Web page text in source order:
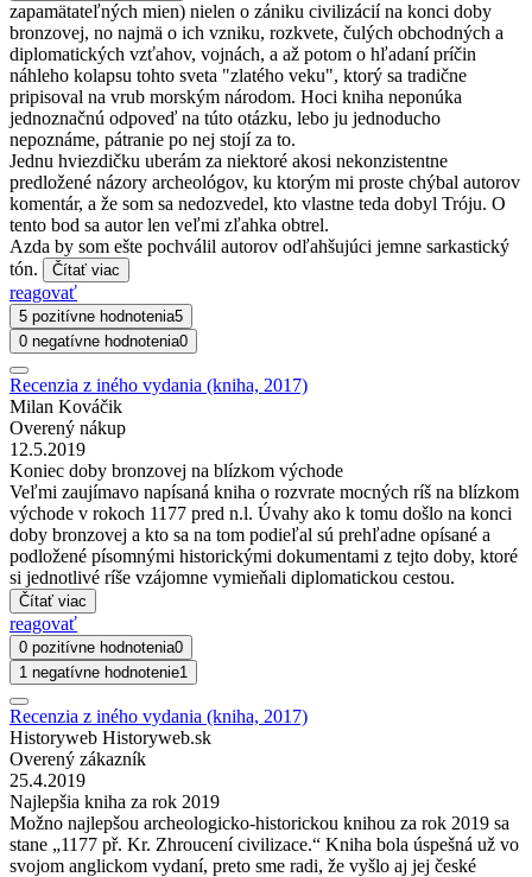
zapamätateľných mien) nielen o zániku civilizácií na konci doby
bronzovej, no najmä o ich vzniku, rozkvete, čulých obchodných a
diplomatických vzťahov, vojnách, a až potom o hľadaní príčin
náhleho kolapsu tohto sveta "zlatého veku", ktorý sa tradične
pripisoval na vrub morským národom. Hoci kniha neponúka
jednoznačnú odpoveď na túto otázku, lebo ju jednoducho
nepoznáme, pátranie po nej stojí za to.
Jednu hviezdičku uberám za niektoré akosi nekonzistentne
predložené názory archeológov, ku ktorým mi proste chýbal autorov
komentár, a že som sa nedozvedel, kto vlastne teda dobyl Tróju. O
tento bod sa autor len veľmi zľahka obtrel.
Azda by som ešte pochválil autorov odľahšujúci jemne sarkastický
tón.
Čítať viac
reagovať
5 pozitívne hodnotenia5
0 negatívne hodnotenia0
Recenzia z iného vydania (kniha, 2017)
Milan Kováčik
Overený nákup
12.5.2019
Koniec doby bronzovej na blízkom východe
Veľmi zaujímavo napísaná kniha o rozvrate mocných ríš na blízkom
východe v rokoch 1177 pred n.l. Úvahy ako k tomu došlo na konci
doby bronzovej a kto sa na tom podieľal sú prehľadne opísané a
podložené písomnými historickými dokumentami z tejto doby, ktoré
si jednotlivé ríše vzájomne vymieňali diplomatickou cestou.
Čítať viac
reagovať
0 pozitívne hodnotenia0
1 negatívne hodnotenie1
Recenzia z iného vydania (kniha, 2017)
Historyweb Historyweb.sk
Overený zákazník
25.4.2019
Najlepšia kniha za rok 2019
Možno najlepšou archeologicko-historickou knihou za rok 2019 sa
stane „1177 př. Kr. Zhroucení civilizace.“ Kniha bola úspešná už vo
svojom anglickom vydaní, preto sme radi, že vyšlo aj jej české